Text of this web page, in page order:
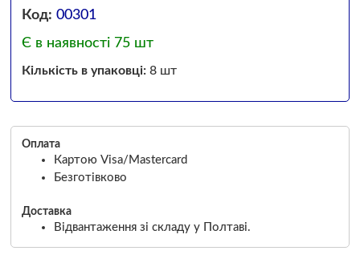
Код: 00301
Є в наявності 75 шт
Кількість в упаковці:8 шт
Оплата
Картою Visa/Mastercard
Безготівково
Доставка
Відвантаження зі складу у Полтаві.